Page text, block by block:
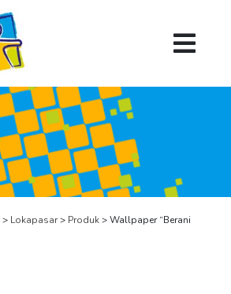
> Lokapasar> Produk>Wallpaper “Berani